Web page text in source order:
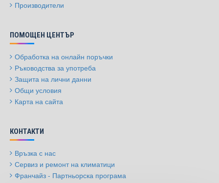
Производители
ПОМОЩЕН ЦЕНТЪР
Обработка на онлайн поръчки
Ръководства за употреба
Защита на лични данни
Общи условия
Карта на сайта
КОНТАКТИ
Връзка с нас
Сервиз и ремонт на климатици
Франчайз - Партньорска програма